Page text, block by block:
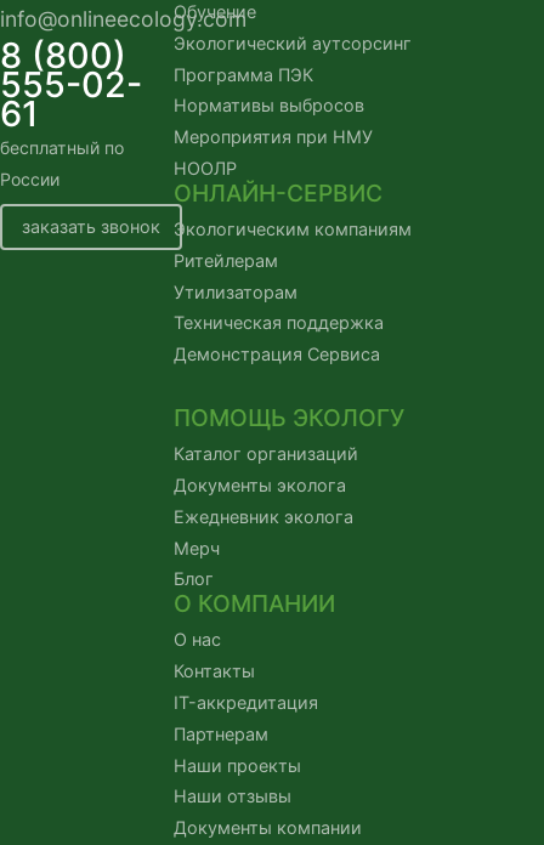
info@onlineecology.com
8 (800)
555-02-
61
бесплатный по
России
заказать звонок
Обучение
Экологический аутсорсинг
Программа ПЭК
Нормативы выбросов
Мероприятия при НМУ
НООЛР
ОНЛАЙН-СЕРВИС
Экологическим компаниям
Ритейлерам
Утилизаторам
Техническая поддержка
Демонстрация Сервиса
ПОМОЩЬ ЭКОЛОГУ
Каталог организаций
Документы эколога
Ежедневник эколога
Мерч
Блог
О КОМПАНИИ
О нас
Контакты
IT-аккредитация
Партнерам
Наши проекты
Наши отзывы
Документы компании